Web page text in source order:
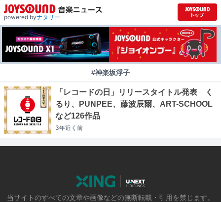
powered byナタリー
#神楽坂浮子
「レコードの日」リリースタイトル発表 く
るり、PUNPEE、藤波辰爾、ART-SCHOOL
など126作品
3年近く 前
当サイトのすべての文章や画像などの無断転載・引用を禁じます。